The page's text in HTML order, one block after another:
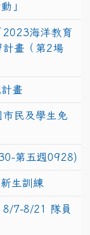
」
2023海洋教育
計畫（第2場
畫
民及學生免
第五週0928)
生訓練
8/7-8/21 隊員